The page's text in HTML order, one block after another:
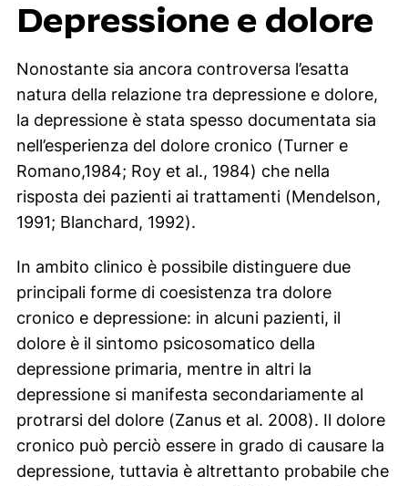
Depressione e dolore
Nonostante sia ancora controversa l’esatta
natura della relazione tra depressione e dolore,
la depressione è stata spesso documentata sia
nell’esperienza del dolore cronico (Turner e
Romano,1984; Roy et al., 1984) che nella
risposta dei pazienti ai trattamenti (Mendelson,
1991; Blanchard, 1992).
In ambito clinico è possibile distinguere due
principali forme di coesistenza tra dolore
cronico e depressione: in alcuni pazienti, il
dolore è il sintomo psicosomatico della
depressione primaria, mentre in altri la
depressione si manifesta secondariamente al
protrarsi del dolore (Zanus et al. 2008). Il dolore
cronico può perciò essere in grado di causare la
depressione, tuttavia è altrettanto probabile che